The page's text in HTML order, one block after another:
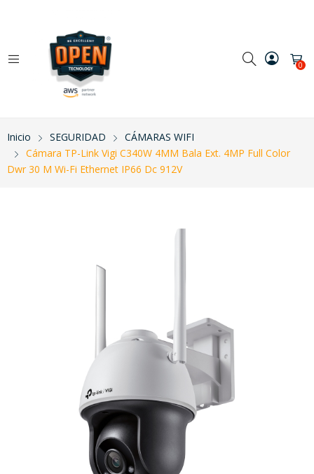
0
Inicio SEGURIDAD
CÁMARAS WIFI
Cámara TP-Link Vigi C340W 4MM Bala Ext. 4MP Full Color
Dwr 30 M Wi-Fi Ethernet IP66 Dc 912V